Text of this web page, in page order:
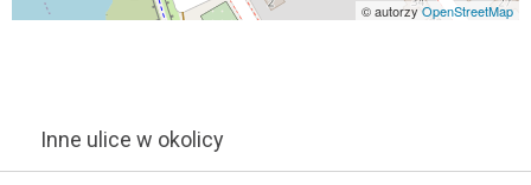
© autorzy OpenStreetMap
Inne ulice w okolicy